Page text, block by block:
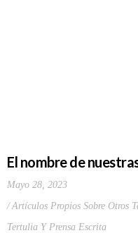
El nombre de
Mayo 28, 2023
Artículos Propios Sobre Otros
Tertulia Y Prensa Escrita